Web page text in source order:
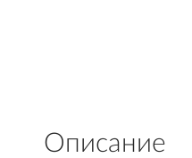
Описание